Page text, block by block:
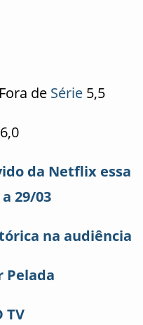
de Série5,5
da Netflix essa
29/03
na audiência
Pelada
TV